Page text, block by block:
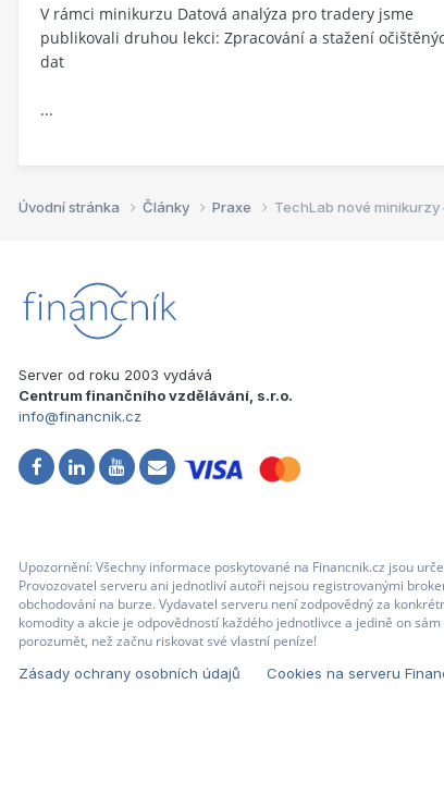
V rámci minikurzu Datová analýza pro tradery jsme
publikovali druhou lekci: Zpracování a stažení
dat
...
Úvodní stránka Články Praxe TechLab nové
Server od roku 2003 vydává
Centrum finančního vzdělávání, s.r.o.
info@financnik.cz
Upozornění: Všechny informace poskytované na Financnik.cz jsou
Provozovatel serveru ani jednotliví autoři nejsou registrovanými
obchodování na burze. Vydavatel serveru není zodpovědný za
komodity a akcie je odpovědností každého jednotlivce a jedině on
porozumět, než začnu riskovat své vlastní peníze!
Zásady ochrany osobních údajů Cookies na serveru